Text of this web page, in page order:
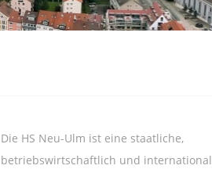
Die HS Neu-Ulm ist eine staatliche,
betriebswirtschaftlich und international